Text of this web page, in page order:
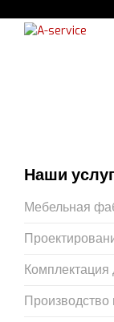
Наши
Мебельная
Комплектация
Производство